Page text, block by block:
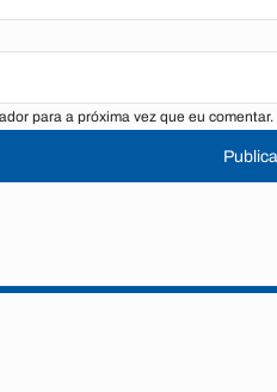
para a próxima vez que eu comentar.